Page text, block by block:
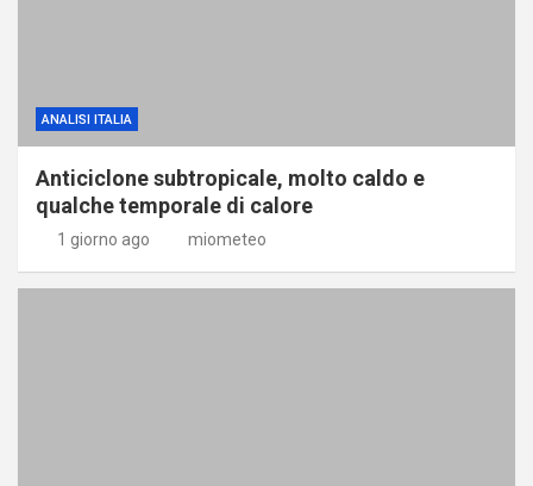
ANALISI ITALIA
Anticiclone subtropicale, molto caldo e
qualche temporale di calore
1 giorno ago miometeo